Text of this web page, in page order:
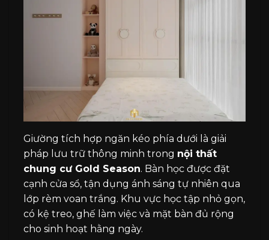
Giường tích hợp ngăn kéo phía dưới là giải
pháp lưu trữ thông minh trong nội thất
chung cư Gold Season. Bàn học được đặt
cạnh cửa sổ, tận dụng ánh sáng tự nhiên qua
lớp rèm voan trắng. Khu vực học tập nhỏ gọn,
có kệ treo, ghế làm việc và mặt bàn đủ rộng
cho sinh hoạt hằng ngày.